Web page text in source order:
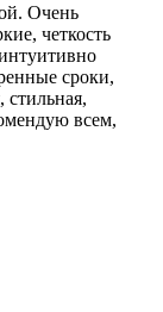
Очень
четкость
сроки,
стильная,
всем,